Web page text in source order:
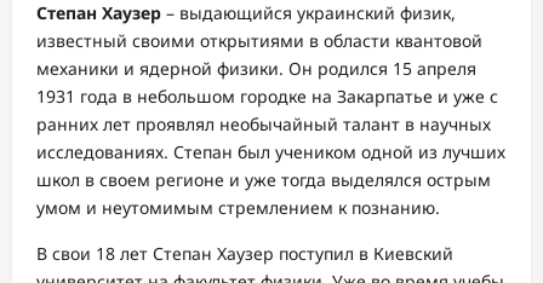
Степан Хаузер – выдающийся украинский физик,
известный своими открытиями в области квантовой
механики и ядерной физики. Он родился 15 апреля
1931 года в небольшом городке на Закарпатье и уже с
ранних лет проявлял необычайный талант в научных
исследованиях. Степан был учеником одной из лучших
школ в своем регионе и уже тогда выделялся острым
умом и неутомимым стремлением к познанию.
В свои 18 лет Степан Хаузер поступил в Киевский